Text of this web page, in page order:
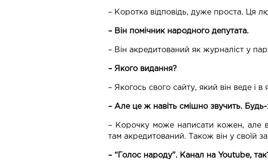
– Коротка відповідь, дуже проста. Ця
– Він помічник народного депутата.
– Він акредитований як журналіст у
– Якого видання?
– Якогось свого сайту, який він веде і в
– Але це ж навіть смішно звучить.
– Корочку може написати кожен, але в
там акредитований. Також він у своїй
– “Голос народу”. Канал на Youtube,